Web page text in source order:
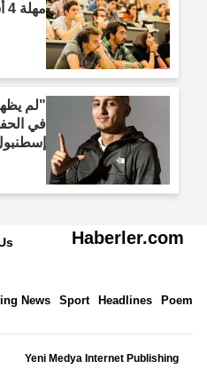
مهلة 4 أشهر للعودة إلى الجامعة"
"لم يظهر
في
إسطنبول"
Haberler.com
Us
Poem
Headlines
Sport
News
Yeni Medya Internet Publishing